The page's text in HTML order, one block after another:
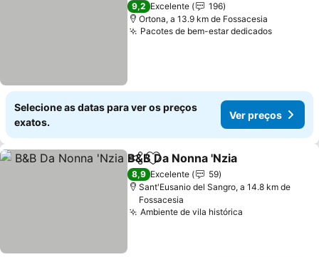
9,2 Excelente
196
Ortona, a 13.9 km de Fossacesia
Pacotes de bem-estar dedicadosVer
Selecione as datas para ver os preços
exatos.
Ver preços
PartilharAdicionar aos favoritos
B&B Da Nonna 'Nzia
8,9 Excelente
59
Sant'Eusanio del Sangro, a 14.8 km de
Fossacesia
Ambiente de vila histórica